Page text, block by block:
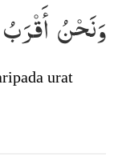
وَنَحۡنُ
urat